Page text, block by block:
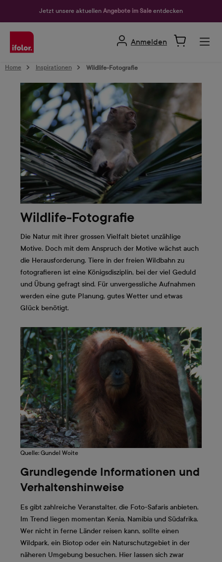
Jetzt unsere aktuellen Angebote im Sale entdecken
Anmelden
Home Inspirationen Wildlife-Fotografie
Wildlife-Fotografie
Die Natur mit ihrer grossen Vielfalt bietet unzählige
Motive. Doch mit dem Anspruch der Motive wächst auch
die Herausforderung. Tiere in der freien Wildbahn zu
fotografieren ist eine Königsdisziplin, bei der viel Geduld
und Übung gefragt sind. Für unvergessliche Aufnahmen
werden eine gute Planung, gutes Wetter und etwas
Glück benötigt.
Quelle: Gundel Woite
Grundlegende Informationen und
Verhaltenshinweise
Es gibt zahlreiche Veranstalter, die Foto-Safaris anbieten.
Im Trend liegen momentan Kenia, Namibia und Südafrika.
Wer nicht in ferne Länder reisen kann, sollte einen
Wildpark, ein Biotop oder ein Naturschutzgebiet in der
näheren Umgebung besuchen. Hier lassen sich zwar